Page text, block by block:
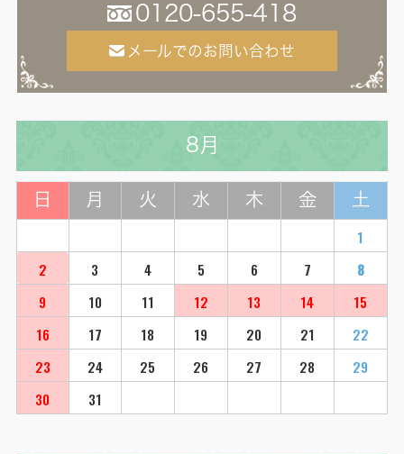
0120-655-418
メールでのお問い合わせ
8月
日 月 火 水 木 金 土
1
2
3 4 5 6 7
8
9
10 11 12 13 14
15
16
17 18 19 20 21
22
23
24 25 26 27 28
29
30
31